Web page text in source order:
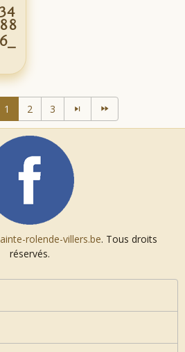
1 2 3
rolende-villers.be. Tous droits
réservés.